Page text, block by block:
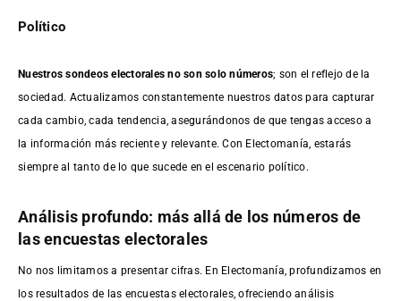
Político
Nuestros sondeos electorales no son solo números; son el reflejo de la
sociedad. Actualizamos constantemente nuestros datos para capturar
cada cambio, cada tendencia, asegurándonos de que tengas acceso a
la información más reciente y relevante. Con Electomanía, estarás
siempre al tanto de lo que sucede en el escenario político.
Análisis profundo: más allá de los números de
las encuestas electorales
No nos limitamos a presentar cifras. En Electomanía, profundizamos en
los resultados de las encuestas electorales, ofreciendo análisis